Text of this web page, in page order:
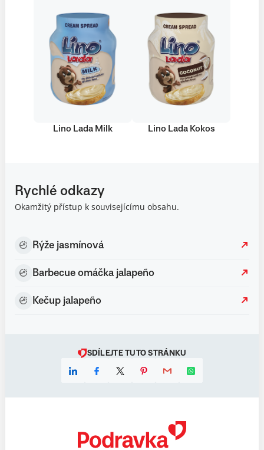
Lino Lada Milk Lino Lada Kokos
Rychlé odkazy
Okamžitý přístup k souvisejícímu obsahu.
Rýže jasmínová
Barbecue omáčka jalapeño
Kečup jalapeño
SDÍLEJTE TUTO STRÁNKU